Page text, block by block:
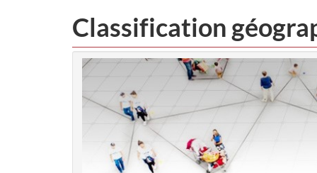
Classification